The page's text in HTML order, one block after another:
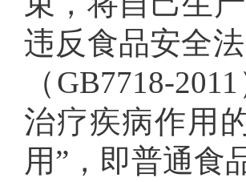
违反食品安全
（GB7718-
治疗疾病作用
用”，即普通食